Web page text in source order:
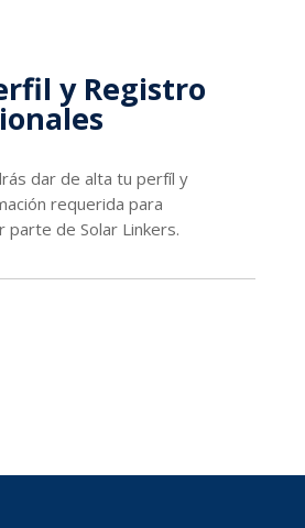
y Registro
dar de alta tu perfíl y
requerida para
parte de Solar Linkers.